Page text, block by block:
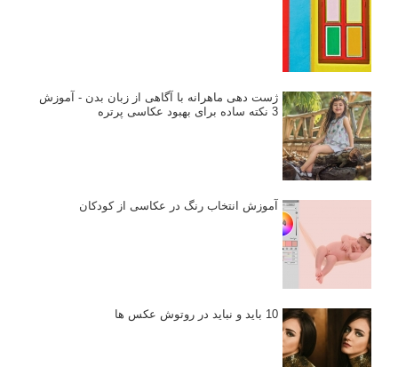
ژست دهی ماهرانه با آگاهی از زبان بدن - آموزش
3 نکته ساده برای بهبود عکاسی پرتره
آموزش انتخاب رنگ در عکاسی از کودکان
10 باید و نباید در روتوش عکس ها